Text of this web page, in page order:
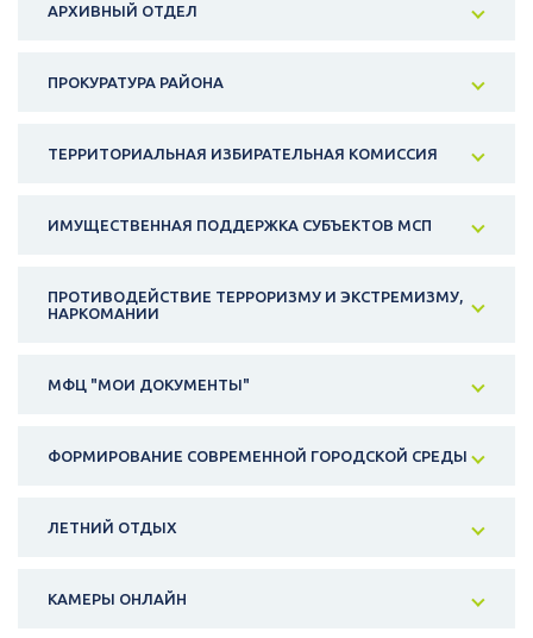
АРХИВНЫЙ ОТДЕЛ
ПРОКУРАТУРА РАЙОНА
ТЕРРИТОРИАЛЬНАЯ ИЗБИРАТЕЛЬНАЯ КОМИССИЯ
ИМУЩЕСТВЕННАЯ ПОДДЕРЖКА СУБЪЕКТОВ МСП
ПРОТИВОДЕЙСТВИЕ ТЕРРОРИЗМУ И ЭКСТРЕМИЗМУ,
НАРКОМАНИИ
МФЦ "МОИ ДОКУМЕНТЫ"
ФОРМИРОВАНИЕ СОВРЕМЕННОЙ ГОРОДСКОЙ СРЕДЫ
ЛЕТНИЙ ОТДЫХ
КАМЕРЫ ОНЛАЙН